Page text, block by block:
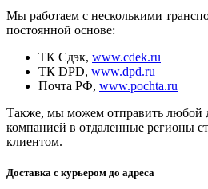
Мы работаем с несколькими
постоянной основе:
ТК Сдэк, www.cdek.ru
ТК DPD, www.dpd.ru
Почта РФ, www.pochta.ru
Также, мы можем отправить любой
компанией в отдаленные регионы
клиентом.
Доставка с курьером до адреса